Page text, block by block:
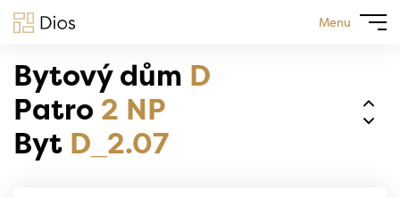
Menu
Bytový dům D
Patro 2 NP
Byt D_2.07